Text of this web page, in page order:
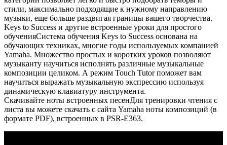
стили, максимально подходящие к нужному направлению
музыки, еще больше раздвигая границы вашего творчества.
Keys to Success и другие встроенные уроки для простого
обученияСистема обучения Keys to Success основана на
обучающих техниках, многие годы используемых компанией
Yamaha. Множество простых и коротких уроков позволяют
музыканту научиться исполнять различные музыкальные
композиции целиком. А режим Touch Tutor поможет вам
научиться выражать музыкальную экспрессию используя
динамическую клавиатуру инструмента.
Скачивайте ноты встроенных песенДля тренировки чтения с
листа вы можете скачать с сайта Yamaha ноты композиций (в
формате PDF), встроенных в PSR-E363.